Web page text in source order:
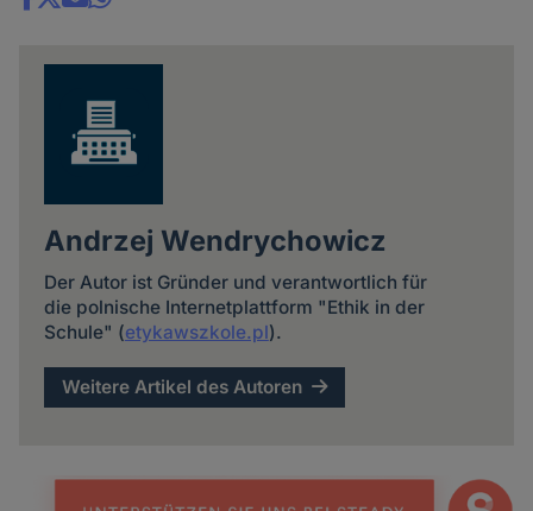
Share
Andrzej Wendrychowicz
Der Autor ist Gründer und verantwortlich für
die polnische Internetplattform "Ethik in der
Schule" (etykawszkole.pl).
Weitere Artikel des Autoren